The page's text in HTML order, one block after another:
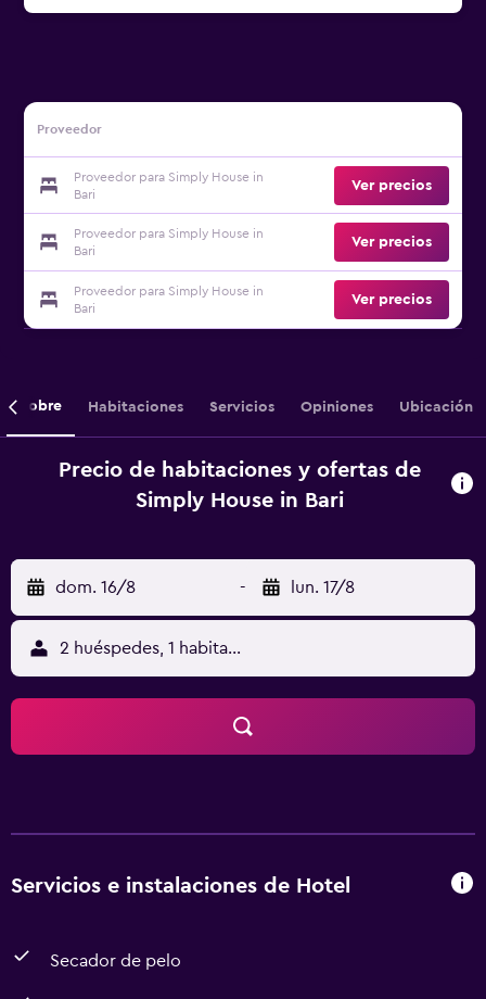
Proveedor
Proveedor para Simply House in
Bari
Ver precios
Proveedor para Simply House in
Bari
Ver precios
Proveedor para Simply House in
Bari
Ver precios
Sobre Habitaciones Servicios Opiniones Ubicación
Precio de habitaciones y ofertas de
Simply House in Bari
dom. 16/8 - lun. 17/8
2 huéspedes, 1 habitación
Servicios e instalaciones de Hotel
Secador de pelo